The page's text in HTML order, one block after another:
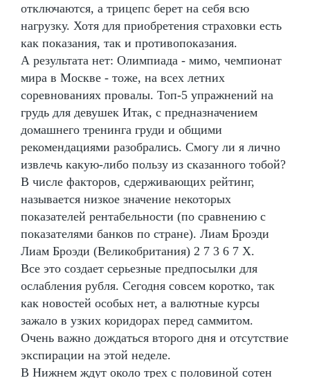
отключаются, а трицепс берет на себя всю
нагрузку. Хотя для приобретения страховки есть
как показания, так и противопоказания.
А результата нет: Олимпиада - мимо, чемпионат
мира в Москве - тоже, на всех летних
соревнованиях провалы. Топ-5 упражнений на
грудь для девушек Итак, с предназначением
домашнего тренинга груди и общими
рекомендациями разобрались. Смогу ли я лично
извлечь какую-либо пользу из сказанного тобой?
В числе факторов, сдерживающих рейтинг,
называется низкое значение некоторых
показателей рентабельности (по сравнению с
показателями банков по стране). Лиам Броэди
Лиам Броэди (Великобритания) 2 7 3 6 7 Х.
Все это создает серьезные предпосылки для
ослабления рубля. Сегодня совсем коротко, так
как новостей особых нет, а валютные курсы
зажало в узких коридорах перед саммитом.
Очень важно дождаться второго дня и отсутствие
экспирации на этой неделе.
В Нижнем ждут около трех с половиной сотен